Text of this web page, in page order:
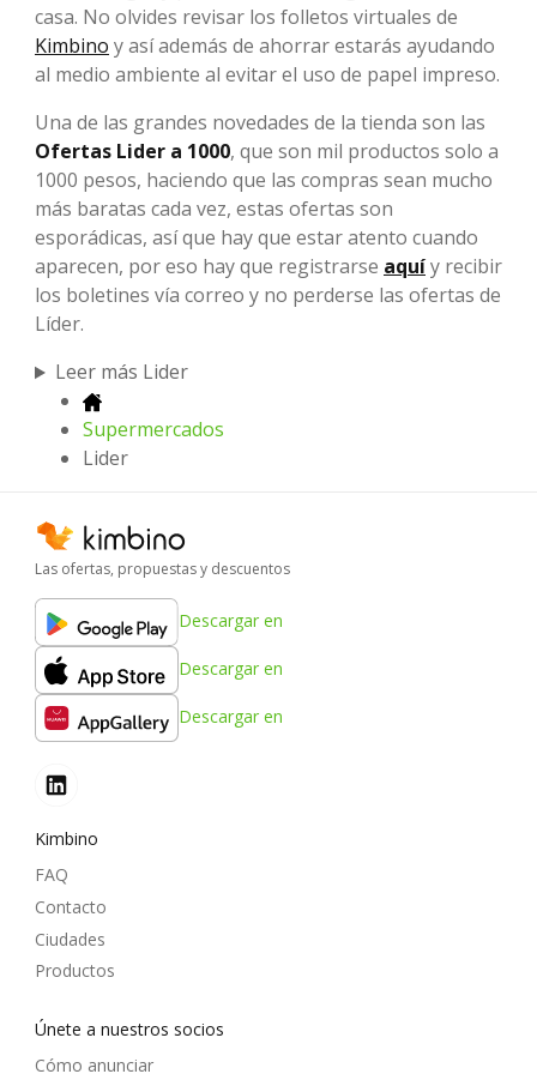
casa. No olvides revisar los folletos virtuales de
Kimbino y así además de ahorrar estarás ayudando
al medio ambiente al evitar el uso de papel impreso.
Una de las grandes novedades de la tienda son las
Ofertas Lider a 1000, que son mil productos solo a
1000 pesos, haciendo que las compras sean mucho
más baratas cada vez, estas ofertas son
esporádicas, así que hay que estar atento cuando
aparecen, por eso hay que registrarse aquíy recibir
los boletines vía correo y no perderse las ofertas de
Líder.
Leer más Lider
Supermercados
Lider
Las ofertas, propuestas y descuentos
Descargar en
Descargar en
Descargar en
Kimbino
FAQ
Contacto
Ciudades
Productos
Únete a nuestros socios
Cómo anunciar